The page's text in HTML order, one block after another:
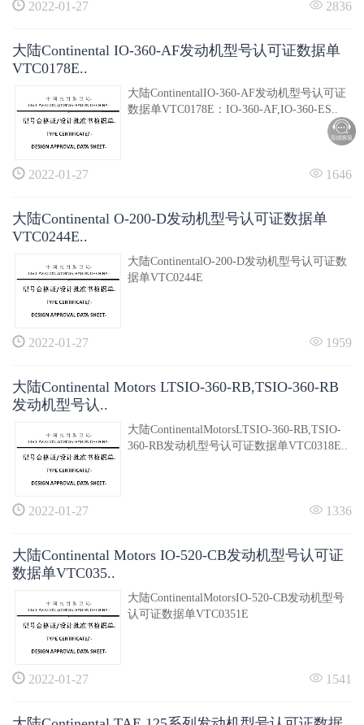
2022-01-27 2836
大陆Continental IO-360-AF发动机型号认可证数据单
VTC0178E..
大陆ContinentalIO-360-AF发动机型号认可证
数据单VTC0178E：IO-360-AF,IO-360-ES..
2022-01-27 1646
大陆Continental O-200-D发动机型号认可证数据单
VTC0244E..
大陆ContinentalO-200-D发动机型号认可证数
据单VTC0244E
2022-01-27 1959
大陆Continental Motors LTSIO-360-RB,TSIO-360-RB
发动机型号认..
大陆ContinentalMotorsLTSIO-360-RB,TSIO-
360-RB发动机型号认可证数据单VTC0318E..
2022-01-27 1336
大陆Continental Motors IO-520-CB发动机型号认可证
数据单VTC035..
大陆ContinentalMotorsIO-520-CB发动机型号
认可证数据单VTC0351E
2022-01-27 1541